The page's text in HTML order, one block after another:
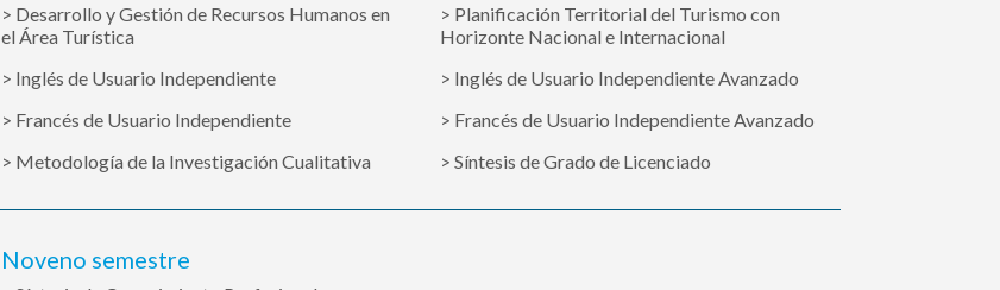
> Desarrollo y Gestión de Recursos Humanos en
el Área Turística
> Inglés de Usuario Independiente
> Francés de Usuario Independiente
> Metodología de la Investigación Cualitativa
> Planificación Territorial del Turismo con
Horizonte Nacional e Internacional
> Inglés de Usuario Independiente Avanzado
> Francés de Usuario Independiente Avanzado
> Síntesis de Grado de Licenciado
Noveno semestre